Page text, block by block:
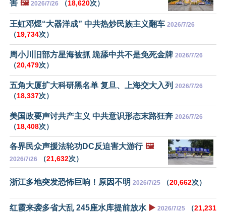
害 🖼️ 2026/7/26 （18,620次）
王虹邓煜“大器洋成” 中共热炒民族主义翻车 2026/7/26
（19,734次）
周小川旧部方星海被抓 跪舔中共不是免死金牌 2026/7/26
（20,479次）
五角大厦扩大科研黑名单 复旦、上海交大入列 2026/7/26
（18,337次）
美国政要声讨共产主义 中共意识形态末路狂奔 2026/7/26
（18,408次）
各界民众声援法轮功DC反迫害大游行 🖼️
2026/7/26 （21,632次）
浙江多地突发恐怖巨响！原因不明 2026/7/25 （20,662次）
红霞来袭多省大乱 245座水库提前放水 ▶️ 2026/7/25 （21,231